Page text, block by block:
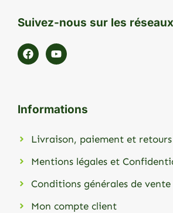
Suivez-nous sur les réseaux
Informations
Livraison, paiement et retours
Mentions légales et
Conditions générales de vente
Mon compte client